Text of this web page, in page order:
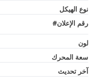
نوع الهيكل
رقم الإعلان#
لون
سعة المحرك
آخر تحديث